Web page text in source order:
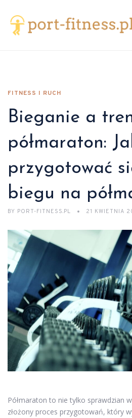
FITNESS I RUCH
Bieganie a
półmaraton:
przygotować
biegu na
BY PORT-FITNESS.PL 21 KWIETNIA
Półmaraton to nie tylko sprawdzian
złożony proces przygotowań, który